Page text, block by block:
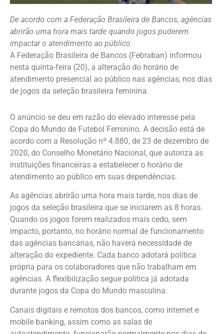
De acordo com a Federação Brasileira de Bancos, agências
abrirão uma hora mais tarde quando jogos puderem
impactar o atendimento ao público
A Federação Brasileira de Bancos (Febraban) informou
nesta quinta-feira (20), a alteração do horário de
atendimento presencial ao público nas agências, nos dias
de jogos da seleção brasileira feminina.
O anúncio se deu em razão do elevado interesse pela
Copa do Mundo de Futebol Feminino. A decisão está de
acordo com a Resolução nº 4.880, de 23 de dezembro de
2020, do Conselho Monetário Nacional, que autoriza as
instituições financeiras a estabelecer o horário de
atendimento ao público em suas dependências.
As agências abrirão uma hora mais tarde, nos dias de
jogos da seleção brasileira que se iniciarem as 8 horas.
Quando os jogos forem realizados mais cedo, sem
impacto, portanto, no horário normal de funcionamento
das agências bancárias, não haverá necessidade de
alteração do expediente. Cada banco adotará política
própria para os colaboradores que não trabalham em
agências. A flexibilização segue política já adotada
durante jogos da Copa do Mundo masculina.
Canais digitais e remotos dos bancos, como internet e
mobile banking, assim como as salas de